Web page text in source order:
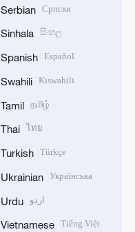
Serbian Српски
Sinhala සිංහල
Spanish Español
Swahili Kiswahili
Tamil தமிழ்
Thai ไทย
Turkish Türkçe
Ukrainian Українська
Urdu اردو
Vietnamese Tiếng Việt